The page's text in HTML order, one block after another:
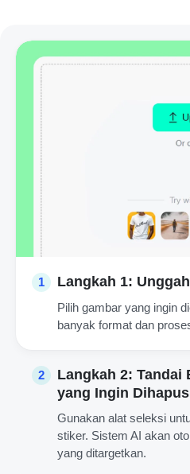
1 Langkah 1:
Pilih gambar yang ingin
banyak format dan
2
Langkah 2: Tandai
yang Ingin Dihapus
Gunakan alat seleksi
stiker. Sistem AI akan
yang ditargetkan.